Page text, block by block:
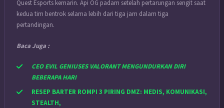
Quest Esports kemarin. Api OG padam setelah pertarungan sengit saat
kedua tim bentrok selama lebih dari tiga jam dalam tiga
pertandingan.
Baca Juga :
CEO EVIL GENIUSES VALORANT MENGUNDURKAN DIRI
BEBERAPA HARI
RESEP BARTER ROMPI 3 PIRING DMZ: MEDIS, KOMUNIKASI,
STEALTH,